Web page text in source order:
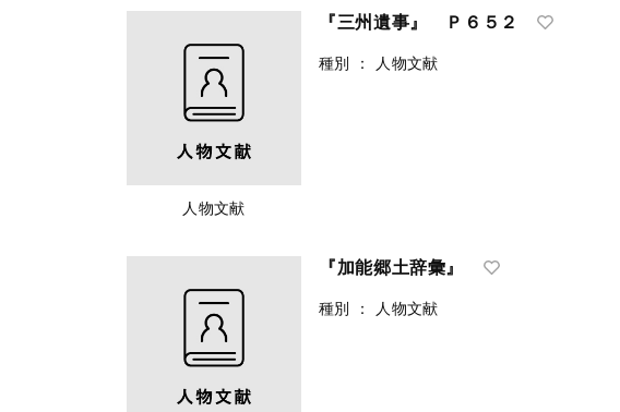
人物文献
『三州遺事』 Ｐ６５２
種別 ： 人物文献
『加能郷土辞彙』
種別 ： 人物文献